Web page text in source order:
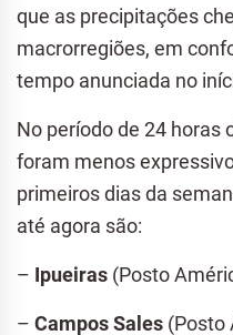
que as precipitações
macrorregiões, em
tempo anunciada no
No período de 24 horas
foram menos
primeiros dias da
até agora são:
– Ipueiras (Posto
– Campos Sales (Posto